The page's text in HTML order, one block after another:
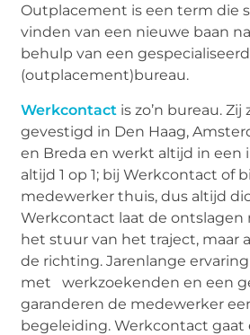
Outplacement is een term die
vinden van een nieuwe baan
behulp van een gespecialiseerd
(outplacement)bureau.
Werkcontact is zo’n bureau.
gevestigd in Den Haag,
en Breda en werkt altijd in een
altijd 1 op 1; bij Werkcontact of
medewerker thuis, dus altijd
Werkcontact laat de ontslagen
het stuur van het traject, maar
de richting. Jarenlange
met werkzoekenden en een
garanderen de medewerker
begeleiding. Werkcontact gaat